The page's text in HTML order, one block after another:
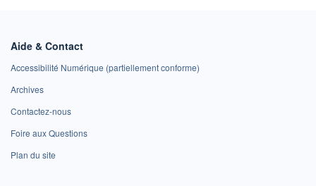
Aide & Contact
Accessibilité Numérique (partiellement conforme)
Archives
Contactez-nous
Foire aux Questions
Plan du site